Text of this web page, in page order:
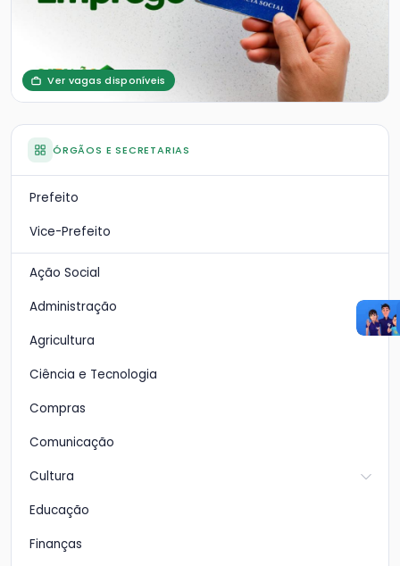
Ver vagas disponíveis
ÓRGÃOS E SECRETARIAS
Prefeito
Vice-Prefeito
Ação Social
Administração
Agricultura
Ciência e Tecnologia
Compras
Comunicação
Cultura
Educação
Finanças